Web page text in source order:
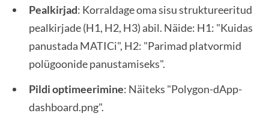
Pealkirjad: Korraldage oma sisu struktureeritud
pealkirjade (H1, H2, H3) abil. Näide: H1: "Kuidas
panustada MATICi", H2: "Parimad platvormid
polügoonide panustamiseks".
Pildi optimeerimine: Näiteks "Polygon-dApp-
dashboard.png".